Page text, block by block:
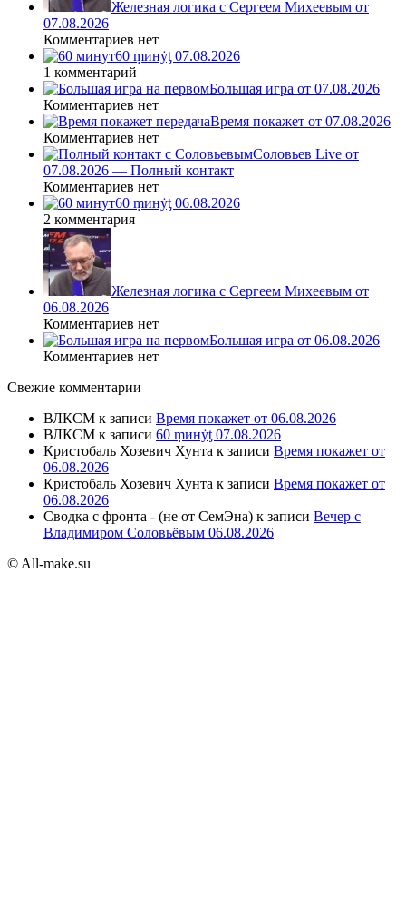
Железная логика с Сергеем Михеевым от
07.08.2026
Комментариев нет
60 ṃинẏƫ 07.08.2026
1 комментарий
Большая игра от 07.08.2026
Комментариев нет
Время покажет от 07.08.2026
Комментариев нет
Соловьев Live от
07.08.2026 — Полный контакт
Комментариев нет
60 ṃинẏƫ 06.08.2026
2 комментария
Железная логика с Сергеем Михеевым от
06.08.2026
Комментариев нет
Большая игра от 06.08.2026
Комментариев нет
Свежие комментарии
ВЛКСМ к записи Время покажет от 06.08.2026
ВЛКСМ к записи 60 ṃинẏƫ 07.08.2026
Кристобаль Хозевич Хунта к записи Время покажет от
06.08.2026
Кристобаль Хозевич Хунта к записи Время покажет от
06.08.2026
Сводка с фронта - (не от СемЭна) к записи Вечер с
Владимиром Соловьёвым 06.08.2026
© All-make.su